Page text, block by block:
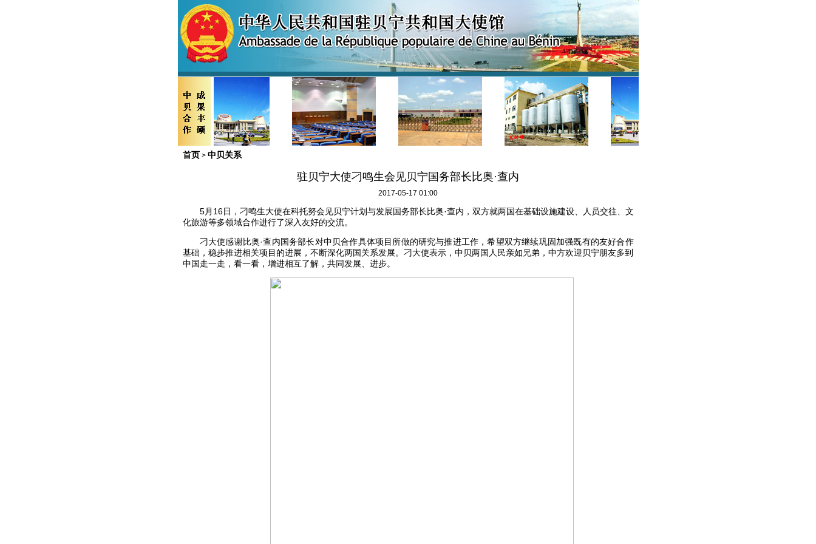
首页 > 中贝关系
驻贝宁大使刁鸣生会见贝宁国务部长比奥·查内
2017-05-17 01:00
5月16日，刁鸣生大使在科托努会见贝宁计划与发展国务部长比奥·查内，双方就两国在基础设施建设、人员交往、文
化旅游等多领域合作进行了深入友好的交流。
刁大使感谢比奥·查内国务部长对中贝合作具体项目所做的研究与推进工作，希望双方继续巩固加强既有的友好合作
基础，稳步推进相关项目的进展，不断深化两国关系发展。刁大使表示，中贝两国人民亲如兄弟，中方欢迎贝宁朋友多到
中国走一走，看一看，增进相互了解，共同发展、进步。